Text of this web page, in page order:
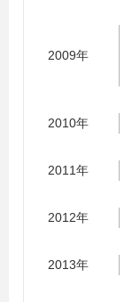
2009年
2010年
2011年
2012年
2013年